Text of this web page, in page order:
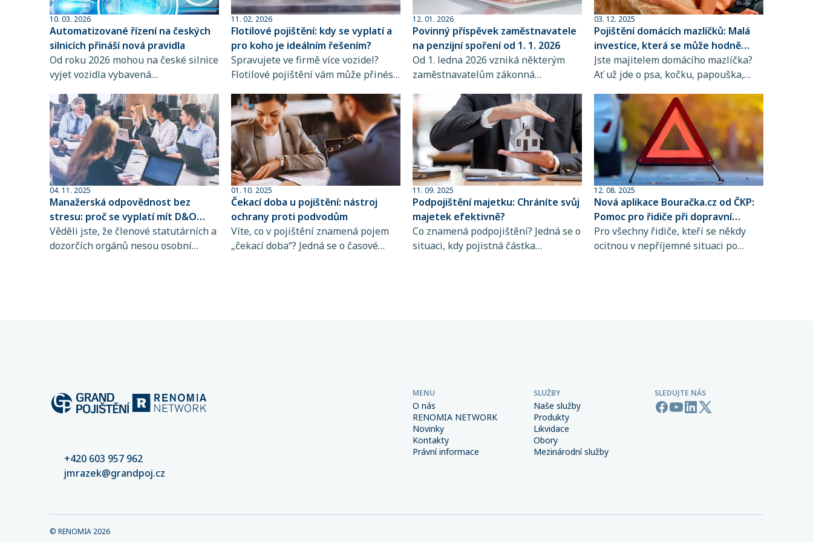
10. 03. 2026
Automatizované řízení na českých
silnicích přináší nová pravidla
Od roku 2026 mohou na české silnice
vyjet vozidla vybavená
Novela zákona o provozu na
pozemních komunikacích totiž
umožňuje provoz vozidel s tzv.
podmíněnou automatizací řízení
(SAE Level 3), která dokážou v
určitých situacích převzít řízení od
člověka.
11. 02. 2026
Flotilové pojištění: kdy se vyplatí a
pro koho je ideálním řešením?
Spravujete ve firmě více vozidel?
Flotilové pojištění vám může přinést
přehlednější správu i finanční
úspory. Podívejte se, jak funguje, pro
koho je vhodné a kdy dává smysl o
něm uvažovat.
12. 01. 2026
Povinný příspěvek zaměstnavatele
na penzijní spoření od 1. 1. 2026
Od 1. ledna 2026 vzniká některým
zaměstnavatelům zákonná
příspěvek na produkty spoření na
stáří. Povinnost se týká zaměstnanců
vykonávajících rizikovou práci
zařazenou do 3. kategorie podle
zákona č. 258/2000 Sb., o ochraně
veřejného zdraví.
03. 12. 2025
Pojištění domácích mazlíčků: Malá
investice, která se může hodně
vyplatit
Jste majitelem domácího mazlíčka?
Ať už jde o psa, kočku, papouška,
jak moc na něm záleží – čím víc ho
milujete, tím víc chcete, aby měl tu
nejlepší péči. Jenže když přijde
nemoc nebo úraz, náklady na
veterinární ošetření mohou být
vysoké a často vás zaskočí. Proto je
dobré být připraven.
04. 11. 2025
Manažerská odpovědnost bez
stresu: proč se vyplatí mít D&O
pojištění
Věděli jste, že členové statutárních a
dozorčích orgánů nesou osobní
01. 10. 2025
Čekací doba u pojištění: nástroj
ochrany proti podvodům
Víte, co v pojištění znamená pojem
„čekací doba“? Jedná se o časové
11. 09. 2025
Podpojištění majetku: Chráníte svůj
majetek efektivně?
Co znamená podpojištění? Jedná se o
situaci, kdy pojistná částka
12. 08. 2025
Nová aplikace Bouračka.cz od ČKP:
Pomoc pro řidiče při dopravní
nehodě krok za krokem
Pro všechny řidiče, kteří se někdy
ocitnou v nepříjemné situaci po
+420 603 957 962
jmrazek@grandpoj.cz
MENU
O nás
RENOMIA NETWORK
Novinky
Kontakty
Právní informace
SLUŽBY
Naše služby
Produkty
Likvidace
Obory
Mezinárodní služby
SLEDUJTE NÁS
© RENOMIA 2026